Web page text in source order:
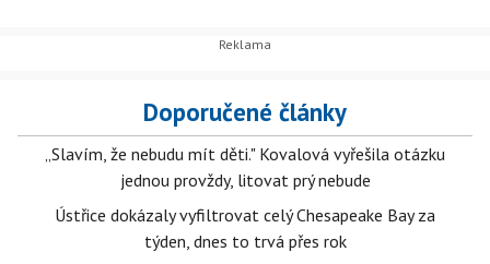
Doporučené články
„Slavím, že nebudu mít děti." Kovalová vyřešila otázku
jednou provždy, litovat prý nebude
Ústřice dokázaly vyfiltrovat celý Chesapeake Bay za
týden, dnes to trvá přes rok